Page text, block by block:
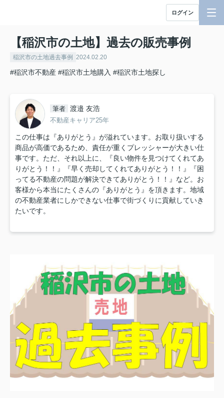
ログイン
【稲沢市の土地】過去の販売事例
稲沢市の土地過去事例 2024.02.20
#稲沢市不動産 #稲沢市土地購入 #稲沢市土地探し
筆者 渡邉 友浩
不動産キャリア25年
この仕事は『ありがとう』が溢れています。お取り扱いする
商品が高価であるため、責任が重くプレッシャーが大きい仕
事です。ただ、それ以上に、『良い物件を見つけてくれてあ
りがとう！！』『早く売却してくれてありがとう！！』『困
ってる不動産の問題が解決できてありがとう！！』など。お
客様から本当にたくさんの『ありがとう』を頂きます。地域
の不動産業者にしかできない仕事で街づくりに貢献していき
たいです。